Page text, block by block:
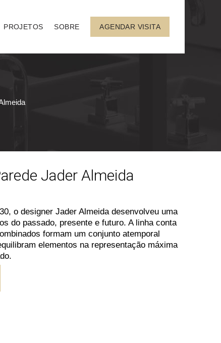
PROJETOS SOBRE AGENDAR VISITA
Jader Almeida
o designer Jader Almeida desenvolveu uma
do passado, presente e futuro. A linha conta
formam um conjunto atemporal
elementos na representação máxima